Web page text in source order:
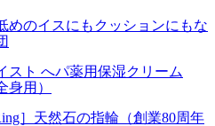
めのイスにもクッションにもな
スト へパ薬用保湿クリーム
身用）
］ 天然石の指輪（創業80周年